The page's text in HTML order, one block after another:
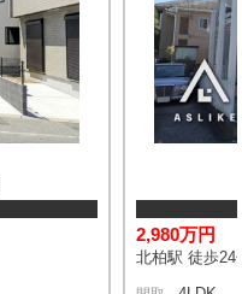
2,980万円
北柏駅 徒歩24